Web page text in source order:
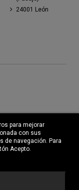
24001 León
para mejorar
con sus
de navegación. Para
Acepto.